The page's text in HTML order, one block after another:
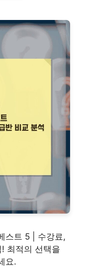
스트 5 | 수강료,
최적의 선택을
요.